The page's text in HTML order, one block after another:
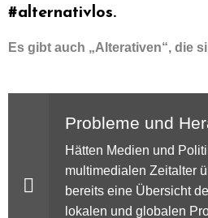
#alternativlos.
Es gibt auch „Alterativen“, die
Probleme und
Hätten Medien und
multimedialen Zeitalter
bereits eine Übersicht
lokalen und globalen